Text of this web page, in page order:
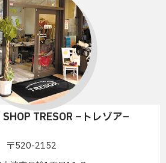
SHOP TRESOR –トレゾア–
〒520-2152